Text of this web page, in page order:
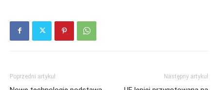
Poprzedni artykuł Następny artykuł